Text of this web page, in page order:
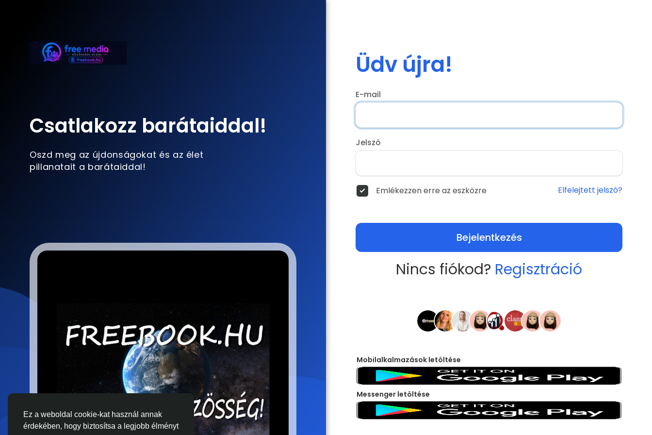
Ez a weboldal cookie-kat használ annak
érdekében, hogy biztosítsa a legjobb élményt
Csatlakozz barátaiddal!
Oszd meg az újdonságokat és az élet
pillanatait a barátaiddal!
Üdv újra!
E-mail
Jelszó
Emlékezzen erre az eszközre Elfelejtett jelszó?
Bejelentkezés
Nincs fiókod? Regisztráció
Mobilalkalmazások letöltése
Messenger letöltése